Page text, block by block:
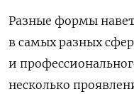
Разные формы
в самых разных
и
несколько